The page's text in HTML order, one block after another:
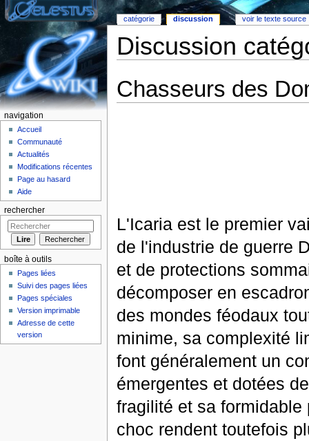
Discussion
Chasseurs des
L'Icaria est le premier
de l'industrie de guerre
et de protections
décomposer en
des mondes féodaux
minime, sa complexité
font généralement un
émergentes et dotées
fragilité et sa
choc rendent toutefois
catégorie discussion voir le texte source
navigation
Accueil
Communauté
Actualités
Modifications récentes
Page au hasard
Aide
rechercher
boîte à outils
Pages liées
Suivi des pages liées
Pages spéciales
Version imprimable
Adresse de cette
version